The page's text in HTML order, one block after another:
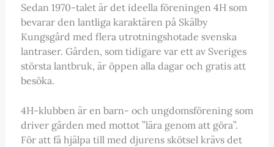
Sedan 1970-talet är det ideella föreningen 4H som
bevarar den lantliga karaktären på Skälby
Kungsgård med flera utrotningshotade svenska
lantraser. Gården, som tidigare var ett av Sveriges
största lantbruk, är öppen alla dagar och gratis att
besöka.
4H-klubben är en barn- och ungdomsförening som
driver gården med mottot ”lära genom att göra”.
För att få hjälpa till med djurens skötsel krävs det